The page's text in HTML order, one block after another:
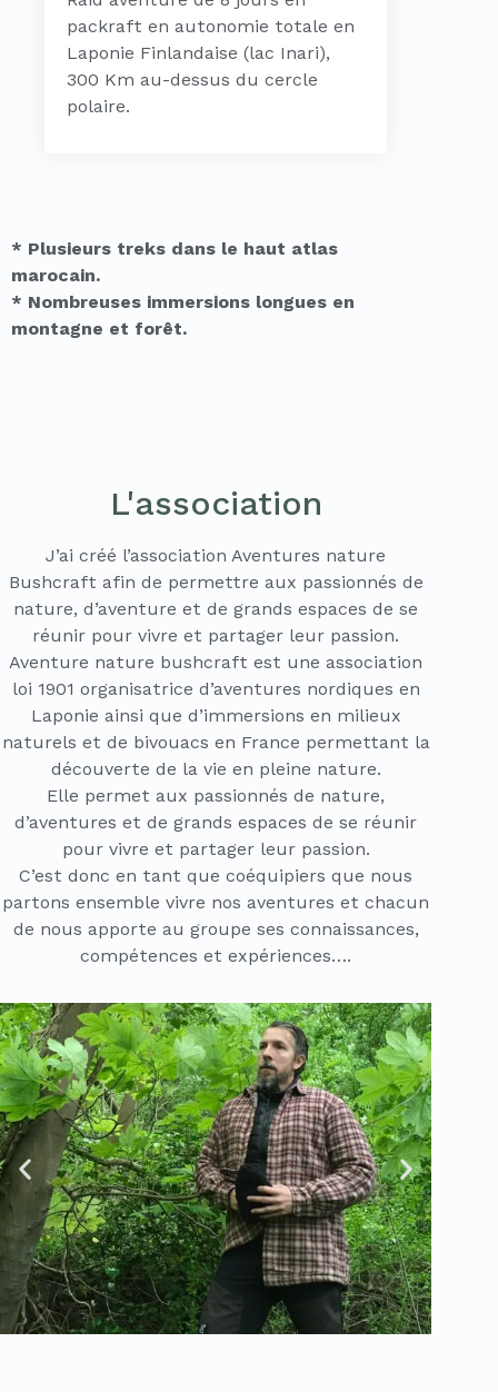
packraft en autonomie totale en
Laponie Finlandaise (lac Inari),
300 Km au-dessus du cercle
polaire.
* Plusieurs treks dans le haut atlas
marocain.
* Nombreuses immersions longues en
montagne et forêt.
L'association
J’ai créé l’association Aventures nature
Bushcraft afin de permettre aux passionnés de
nature, d’aventure et de grands espaces de se
réunir pour vivre et partager leur passion.
Aventure nature bushcraft est une association
loi 1901 organisatrice d’aventures nordiques en
Laponie ainsi que d’immersions en milieux
naturels et de bivouacs en France permettant la
découverte de la vie en pleine nature.
Elle permet aux passionnés de nature,
d’aventures et de grands espaces de se réunir
pour vivre et partager leur passion.
C’est donc en tant que coéquipiers que nous
partons ensemble vivre nos aventures et chacun
de nous apporte au groupe ses connaissances,
compétences et expériences….